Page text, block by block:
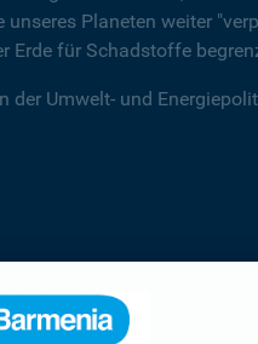
Planeten weiter
Erde für Schadstoffe
der Umwelt- und